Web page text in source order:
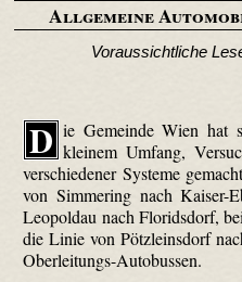
Allgemeine
Voraussichtliche
D ie Gemeinde Wien hat
kleinem Umfang,
verschiedener Systeme
von Simmering nach Kaiser-
Leopoldau nach Florids­dorf,
die Linie von Pötzleins­dorf
Ober­leitungs-Autobussen.